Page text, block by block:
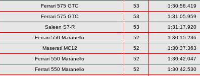
Ferrari 575 GTC 53 1:30:58.419
Ferrari 575 GTC 53 1:31:05.959
Saleen S7-R 53 1:31:17.920
Ferrari 550 Maranello 52 1:30:15.236
Maserati MC12 52 1:30:37.363
Ferrari 550 Maranello 52 1:30:42.047
Ferrari 550 Maranello 52 1:30:42.530